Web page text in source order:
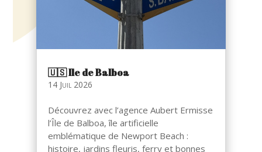
🇺🇸​ Ile de Balboa
14 Juil 2026
Découvrez avec l’agence Aubert Ermisse
l’Île de Balboa, île artificielle
emblématique de Newport Beach :
histoire, jardins fleuris, ferry et bonnes